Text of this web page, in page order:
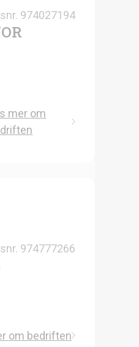
974027194
mer om
974777266
om bedriften